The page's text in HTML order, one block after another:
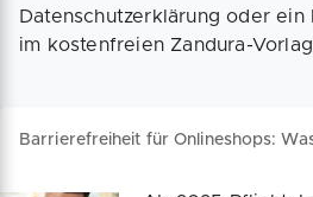
Datenschutzerklärung oder
im kostenfreien Zandura-
Barrierefreiheit für Onlineshops: